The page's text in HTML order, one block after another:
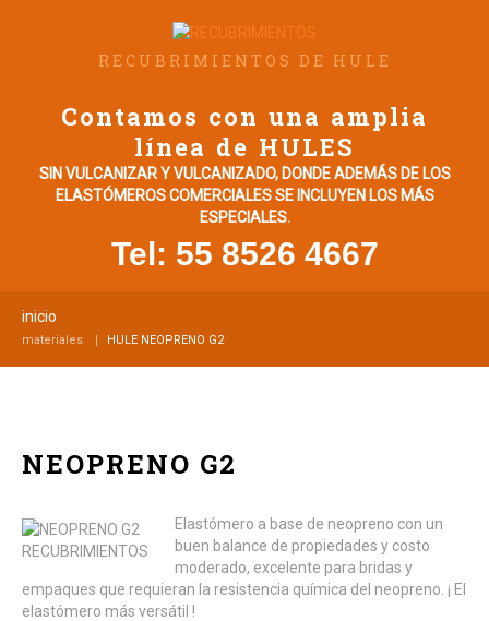
RECUBRIMIENTOS DE HULE
Contamos con una amplia
línea de HULES
SIN VULCANIZAR Y VULCANIZADO, DONDE ADEMÁS DE LOS
ELASTÓMEROS COMERCIALES SE INCLUYEN LOS MÁS
ESPECIALES.
Tel: 55 8526 4667
inicio
materiales HULE NEOPRENO G2
NEOPRENO G2
Elastómero a base de neopreno con un
buen balance de propiedades y costo
moderado, excelente para bridas y
empaques que requieran la resistencia química del neopreno. ¡ El
elastómero más versátil !